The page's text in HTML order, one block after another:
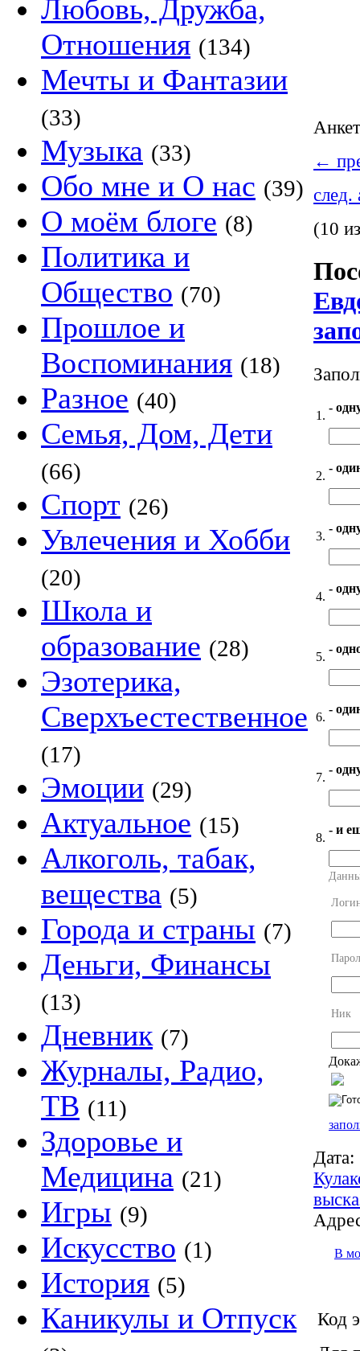
Любовь, Дружба,
Отношения (134)
Мечты и Фантазии
(33)
Музыка (33)
Обо мне и О нас (39)
О моём блоге (8)
Политика и
Общество (70)
Прошлое и
Воспоминания (18)
Разное (40)
Семья, Дом, Дети
(66)
Спорт (26)
Увлечения и Хобби
(20)
Школа и
образование (28)
Эзотерика,
Сверхъестественное
(17)
Эмоции (29)
Актуальное (15)
Алкоголь, табак,
вещества (5)
Города и страны (7)
Деньги, Финансы
(13)
Дневник (7)
Журналы, Радио,
ТВ (11)
Здоровье и
Медицина (21)
Игры (9)
Искусство (1)
История (5)
Каникулы и Отпуск
←
след.
(10
1.
-
2.
-
3.
-
4.
-
5.
-
6.
-
7.
-
8.
- и
Ник
Дата:
В
Код